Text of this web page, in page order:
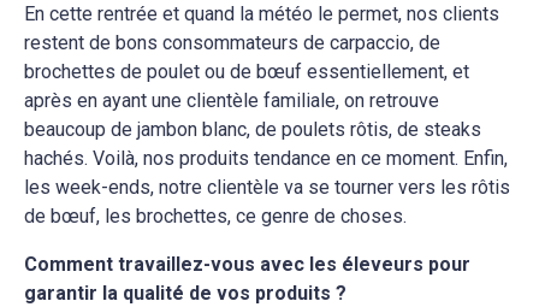
En cette rentrée et quand la météo le permet, nos clients
restent de bons consommateurs de carpaccio, de
brochettes de poulet ou de bœuf essentiellement, et
après en ayant une clientèle familiale, on retrouve
beaucoup de jambon blanc, de poulets rôtis, de steaks
hachés. Voilà, nos produits tendance en ce moment. Enfin,
les week-ends, notre clientèle va se tourner vers les rôtis
de bœuf, les brochettes, ce genre de choses.
Comment travaillez-vous avec les éleveurs pour
garantir la qualité de vos produits ?